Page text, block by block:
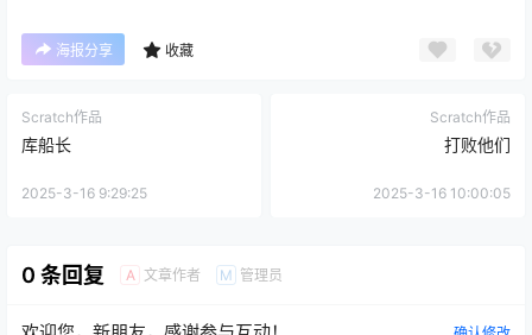
海报分享 收藏
Scratch作品
库船长
2025-3-16 9:29:25
Scratch作品
打败他们
2025-3-16 10:00:05
0 条回复 A 文章作者 M 管理员